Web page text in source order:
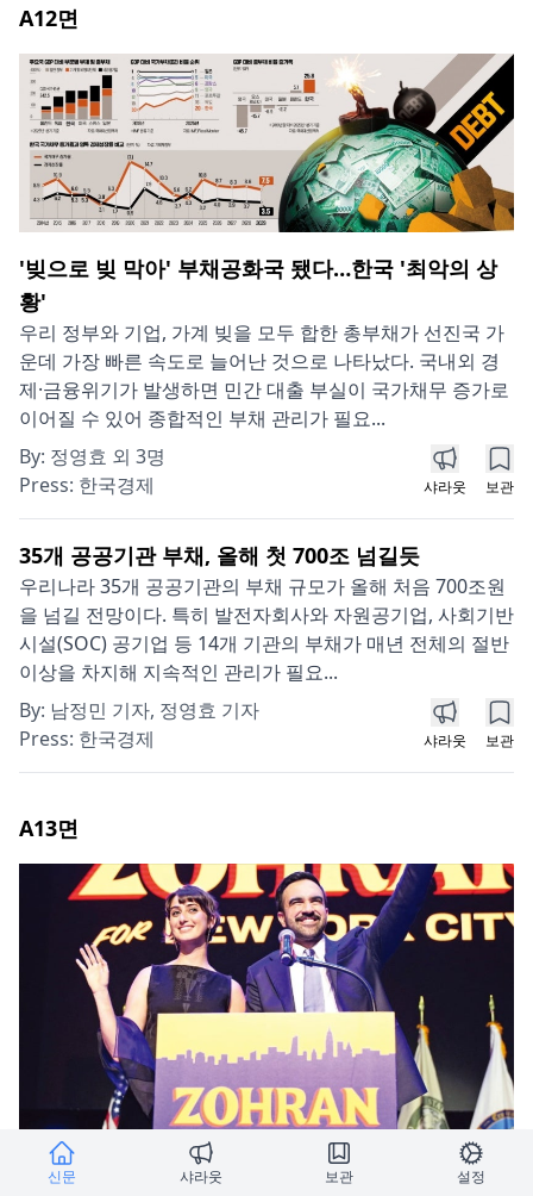
A12면
'빚으로 빚 막아' 부채공화국 됐다…한국 '최악의 상
황'
우리 정부와 기업, 가계 빚을 모두 합한 총부채가 선진국 가
운데 가장 빠른 속도로 늘어난 것으로 나타났다. 국내외 경
제·금융위기가 발생하면 민간 대출 부실이 국가채무 증가로
이어질 수 있어 종합적인 부채 관리가 필요...
By: 정영효 외 3명
Press: 한국경제 샤라웃 보관
35개 공공기관 부채, 올해 첫 700조 넘길듯
우리나라 35개 공공기관의 부채 규모가 올해 처음 700조원
을 넘길 전망이다. 특히 발전자회사와 자원공기업, 사회기반
시설(SOC) 공기업 등 14개 기관의 부채가 매년 전체의 절반
이상을 차지해 지속적인 관리가 필요...
By: 남정민 기자, 정영효 기자
Press: 한국경제 샤라웃 보관
A13면
뉴욕시장에 '급진좌파' 맘다니…포퓰리즘 정책 시험
신문 샤라웃 보관 설정